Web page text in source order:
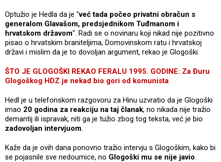
Optužio je Hedla da je "već tada počeo privatni obračun s
generalom Glavašom, predsjednikom Tuđmanom i
hrvatskom državom". Radi se o novinaru koji nikad nije pozitivno
pisao o hrvatskim braniteljima, Domovinskom ratu i hrvatskoj
državi i mislim da je to dovoljan argument, rekao je Glogoški.
ŠTO JE GLOGOŠKI REKAO FERALU 1995. GODINE: Za Đuru
Glogoškog HDZ je nekad bio gori od komunista
Hedl je u telefonskom razgovoru za Hinu uzvratio da je Glogoški
imao 20 godina za reakciju na taj članak, no nikada nije tražio
demantij ili ispravak, niti ga je tužio zbog tog teksta, već je bio
zadovoljan intervjuom.
Kaže da je ovih dana ponovno tražio intervju s Glogoškim, kako bi
se pojasnile sve nedoumice, no Glogoški mu se nije javio.